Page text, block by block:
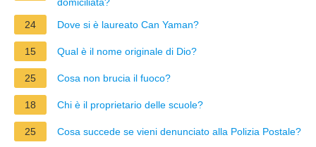
24
Dove si è laureato Can Yaman?
15 Qual è il nome originale di Dio?
25 Cosa non brucia il fuoco?
18 Chi è il proprietario delle scuole?
25 Cosa succede se vieni denunciato alla Polizia Postale?